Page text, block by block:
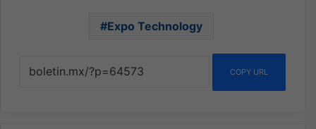
Expo Technology
COPY URL